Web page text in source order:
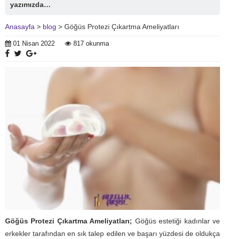
yazımızda…
Anasayfa > blog > Göğüs Protezi Çıkartma Ameliyatları
01 Nisan 2022 817 okunma
Göğüs Protezi Çıkartma Ameliyatları; Göğüs estetiği kadınlar ve
erkekler tarafından en sık talep edilen ve başarı yüzdesi de oldukça